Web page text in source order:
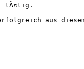
tÃ¤tig.
aus diesem